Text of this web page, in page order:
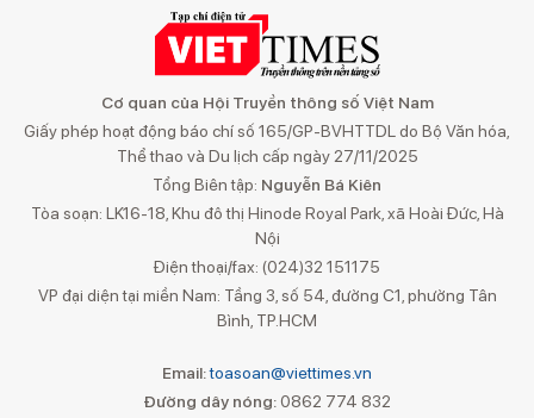
Cơ quan của Hội Truyền thông số Việt Nam
Giấy phép hoạt động báo chí số 165/GP-BVHTTDL do Bộ Văn hóa,
Thể thao và Du lịch cấp ngày 27/11/2025
Tổng Biên tập: Nguyễn Bá Kiên
Tòa soạn: LK16-18, Khu đô thị Hinode Royal Park, xã Hoài Đức, Hà
Nội
Điện thoại/fax: (024)32 151175
VP đại diện tại miền Nam: Tầng 3, số 54, đường C1, phường Tân
Bình, TP.HCM
Email:toasoan@viettimes.vn
Đường dây nóng: 0862 774 832